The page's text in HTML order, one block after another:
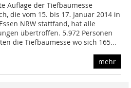
Auflage der Tiefbaumesse
die vom 15. bis 17. Januar 2014 in
NRW stattfand, hat alle
übertroffen. 5.972 Personen
die Tiefbaumesse wo sich 165...
mehr